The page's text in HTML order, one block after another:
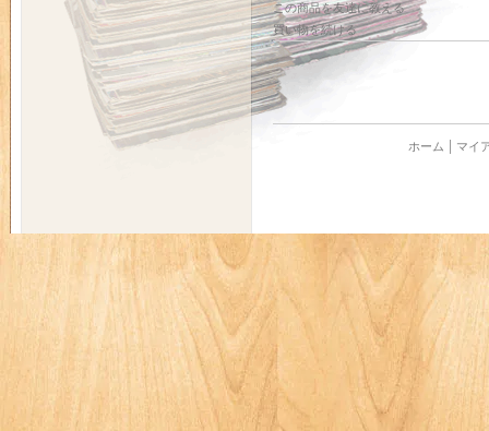
この商品を友達に教える
買い物を続ける
ホーム マイ